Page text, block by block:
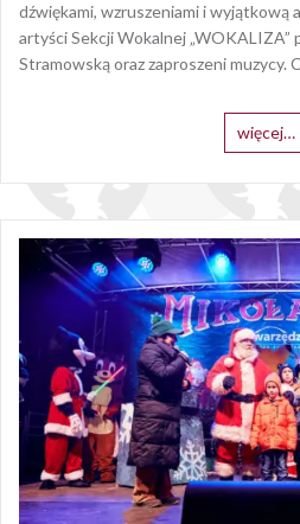
dźwiękami, wzruszeniami i
artyści Sekcji Wokalnej „WOKALIZA”
Stramowską oraz zaproszeni muzycy.
więcej…